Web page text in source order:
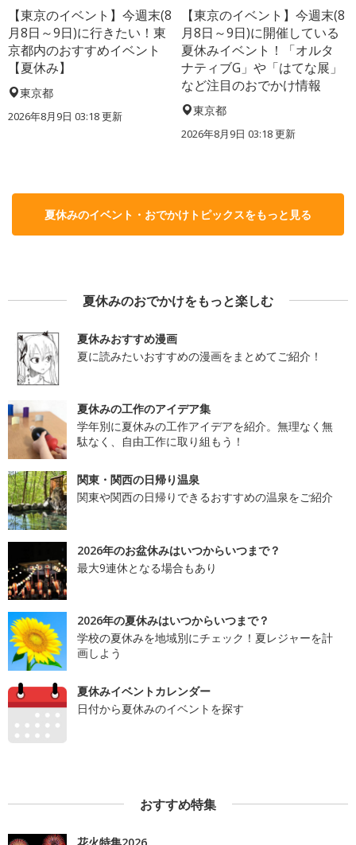
【東京のイベント】今週末(8
月8日～9日)に行きたい！東
京都内のおすすめイベント
【夏休み】
東京都
2026年8月9日 03:18更新
【東京のイベント】今週末(8
月8日～9日)に開催している
夏休みイベント！「オルタ
ナティブG」や「はてな展」
など注目のおでかけ情報
東京都
2026年8月9日 03:18更新
夏休みのイベント・おでかけトピックスをもっと見る
夏休みのおでかけをもっと楽しむ
夏休みおすすめ漫画
夏に読みたいおすすめの漫画をまとめてご紹介！
夏休みの工作のアイデア集
学年別に夏休みの工作アイデアを紹介。無理なく無
駄なく、自由工作に取り組もう！
関東・関西の日帰り温泉
関東や関西の日帰りできるおすすめの温泉をご紹介
2026年のお盆休みはいつからいつまで？
最大9連休となる場合もあり
2026年の夏休みはいつからいつまで？
学校の夏休みを地域別にチェック！夏レジャーを計
画しよう
夏休みイベントカレンダー
日付から夏休みのイベントを探す
おすすめ特集
花火特集2026